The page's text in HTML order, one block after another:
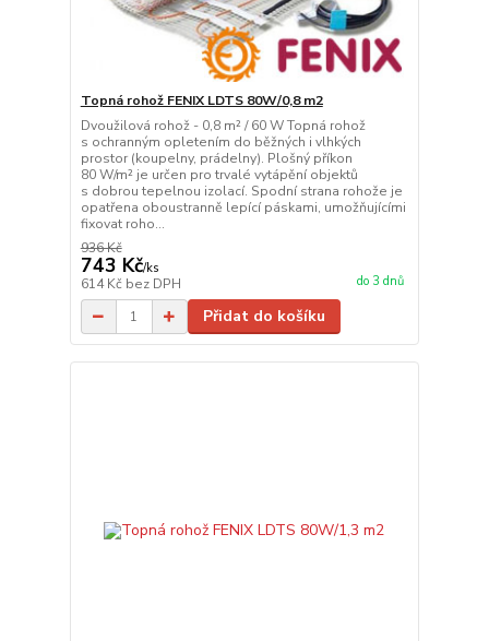
Topná rohož FENIX LDTS 80W/0,8 m2
Dvoužilová rohož - 0,8 m² / 60 W Topná rohož
s ochranným opletením do běžných i vlhkých
prostor (koupelny, prádelny). Plošný příkon
80 W/m² je určen pro trvalé vytápění objektů
s dobrou tepelnou izolací. Spodní strana rohože je
opatřena oboustranně lepící páskami, umožňujícími
fixovat roho...
936 Kč
743 Kč/ks
614 Kč bez DPH do 3 dnů
Přidat do košíku